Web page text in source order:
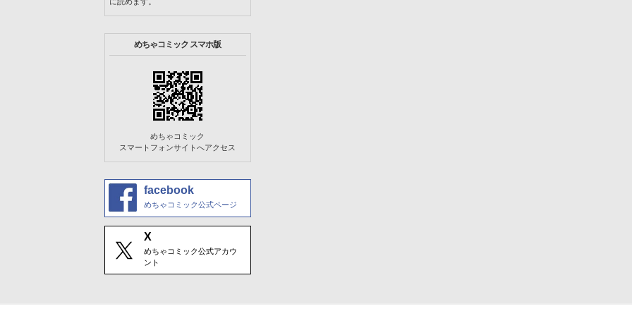
めちゃコミック スマホ版
めちゃコミック
スマートフォンサイトへアクセス
facebook
めちゃコミック公式ページ
X
めちゃコミック公式アカウ
ント